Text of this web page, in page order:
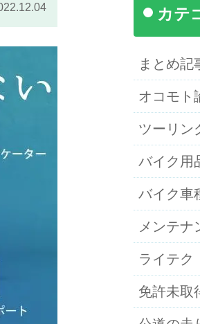
カテ
まとめ記
オコモト
ツーリン
バイク用
バイク車
メンテナ
ライテク
免許未取